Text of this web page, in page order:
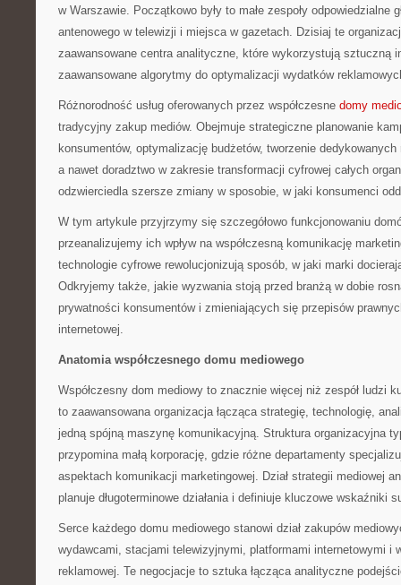
w Warszawie. Początkowo były to małe zespoły odpowiedzialne
antenowego w telewizji i miejsca w gazetach. Dzisiaj te
zaawansowane centra analityczne, które wykorzystują sztuczną
zaawansowane algorytmy do optymalizacji wydatków
Różnorodność usług oferowanych przez współczesne domy
tradycyjny zakup mediów. Obejmuje strategiczne planowanie
konsumentów, optymalizację budżetów, tworzenie
a nawet doradztwo w zakresie transformacji cyfrowej całych
odzwierciedla szersze zmiany w sposobie, w jaki konsumenci
W tym artykule przyjrzymy się szczegółowo funkcjonowaniu
przeanalizujemy ich wpływ na współczesną komunikację
technologie cyfrowe rewolucjonizują sposób, w jaki marki
Odkryjemy także, jakie wyzwania stoją przed branżą w dobie
prywatności konsumentów i zmieniających się przepisów
internetowej.
Anatomia współczesnego domu mediowego
Współczesny dom mediowy to znacznie więcej niż zespół ludzi
to zaawansowana organizacja łącząca strategię, technologię,
jedną spójną maszynę komunikacyjną. Struktura organizacyjna
przypomina małą korporację, gdzie różne departamenty
aspektach komunikacji marketingowej. Dział strategii mediowej
planuje długoterminowe działania i definiuje kluczowe wskaźniki
Serce każdego domu mediowego stanowi dział zakupów
wydawcami, stacjami telewizyjnymi, platformami internetowymi i
reklamowej. Te negocjacje to sztuka łącząca analityczne